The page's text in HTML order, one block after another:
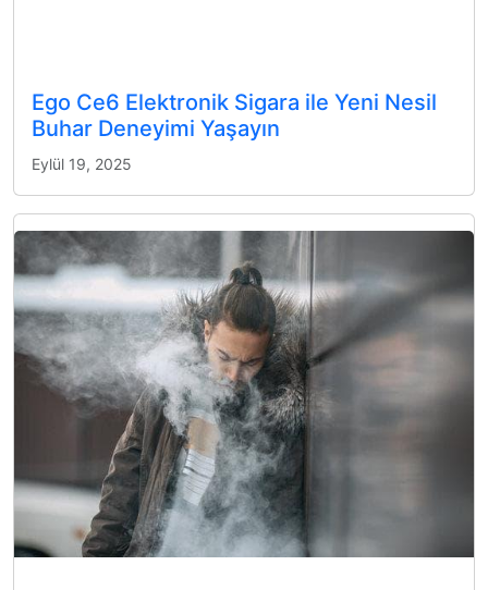
Ego Ce6 Elektronik Sigara ile Yeni Nesil
Buhar Deneyimi Yaşayın
Eylül 19, 2025